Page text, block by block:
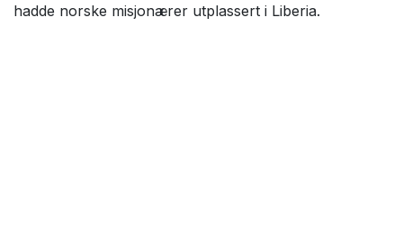
hadde norske misjonærer utplassert i Liberia.